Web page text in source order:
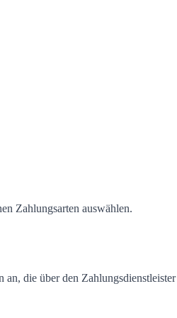
Zahlungsarten auswählen.
die über den Zahlungsdienstleister